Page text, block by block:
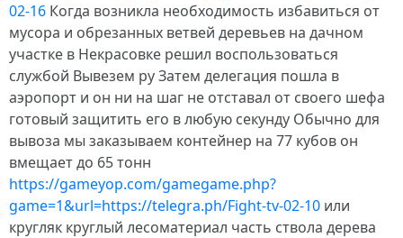
02-16 Когда возникла необходимость избавиться от
мусора и обрезанных ветвей деревьев на дачном
участке в Некрасовке решил воспользоваться
службой Вывезем ру Затем делегация пошла в
аэропорт и он ни на шаг не отставал от своего шефа
готовый защитить его в любую секунду Обычно для
вывоза мы заказываем контейнер на 77 кубов он
вмещает до 65 тонн
https://gameyop.com/gamegame.php?
game=1&url=https://telegra.ph/Fight-tv-02-10 или
кругляк круглый лесоматериал часть ствола дерева